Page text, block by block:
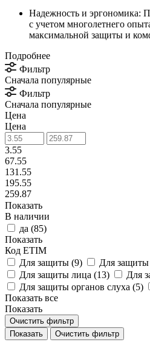
Надежность и эргономика:
с учетом многолетнего
максимальной защиты и
Подробнее
Фильтр
Сначала популярные
Фильтр
Сначала популярные
Цена
Цена
3.55
67.55
131.55
195.55
259.87
Показать
В наличии
да (85)
Показать
Код ETIM
Для защиты (9) Для
Для защиты лица (13) Для
Для защиты органов слуха (5)
Показать все
Показать
Очистить фильтр
Очистить фильтр